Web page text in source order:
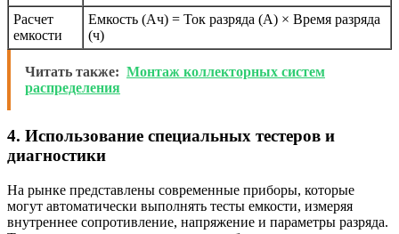
Расчет
емкости
Емкость (Ач) = Ток разряда (А) × Время разряда
(ч)
Читать также: Монтаж коллекторных систем
распределения
4. Использование специальных тестеров и
диагностики
На рынке представлены современные приборы, которые
могут автоматически выполнять тесты емкости, измеряя
внутреннее сопротивление, напряжение и параметры разряда.